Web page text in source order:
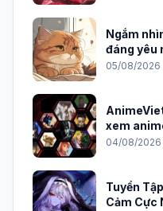
Ngắm
đáng yêu
05/08/2026
xem
04/08/2026
Tuyển
Cảm Cực